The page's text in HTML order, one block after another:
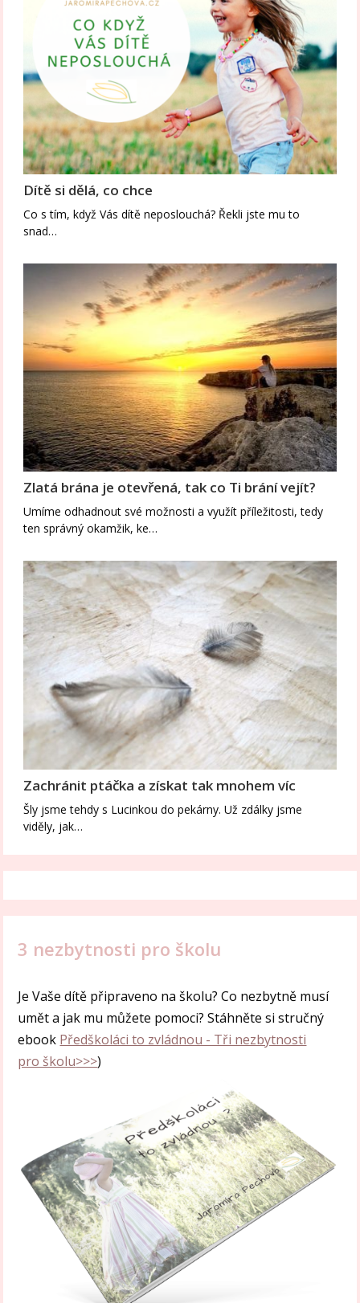
Dítě si dělá, co chce
Co s tím, když Vás dítě neposlouchá? Řekli jste mu to
snad…
Zlatá brána je otevřená, tak co Ti brání vejít?
Umíme odhadnout své možnosti a využít příležitosti, tedy
ten správný okamžik, ke…
Zachránit ptáčka a získat tak mnohem víc
Šly jsme tehdy s Lucinkou do pekárny. Už zdálky jsme
viděly, jak…
3 nezbytnosti pro školu
Je Vaše dítě připraveno na školu? Co nezbytně musí
umět a jak mu můžete pomoci? Stáhněte si stručný
ebook Předškoláci to zvládnou - Tři nezbytnosti
pro školu>>>)